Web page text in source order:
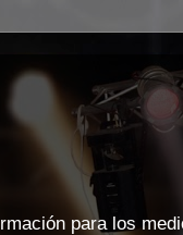
para los